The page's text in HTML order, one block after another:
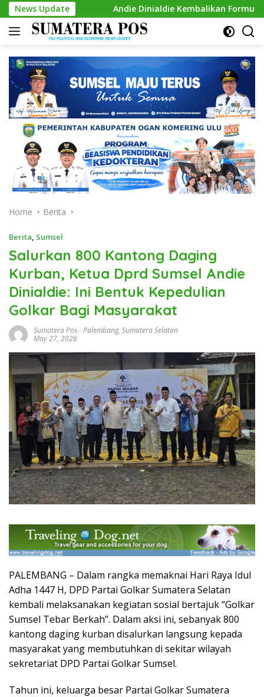
Skip
to
content
News UpdateAndie Dinialdie Kembalikan Formulir Calon Ketua
Home Berita
Berita, Sumsel
Salurkan 800 Kantong Daging
Kurban, Ketua Dprd Sumsel Andie
Dinialdie: Ini Bentuk Kepedulian
Golkar Bagi Masyarakat
Sumatera Pos-Palembang, Sumatera Selatan
May 27, 2026
PALEMBANG – Dalam rangka memaknai Hari Raya Idul
Adha 1447 H, DPD Partai Golkar Sumatera Selatan
kembali melaksanakan kegiatan sosial bertajuk “Golkar
Sumsel Tebar Berkah”. Dalam aksi ini, sebanyak 800
kantong daging kurban disalurkan langsung kepada
masyarakat yang membutuhkan di sekitar wilayah
sekretariat DPD Partai Golkar Sumsel.
Tahun ini, keluarga besar Partai Golkar Sumatera